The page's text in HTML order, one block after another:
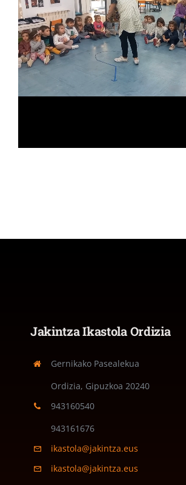
Jakintza Ikastola Ordizia
Gernikako Pasealekua
Ordizia, Gipuzkoa 20240
943160540
943161676
ikastola@jakintza.eus
ikastola@jakintza.eus